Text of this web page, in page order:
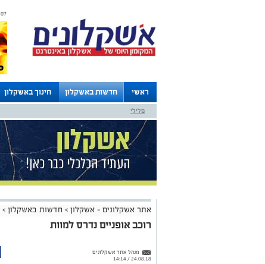
07 אוגוסט 2026 / 06:00
ראשי חדשות באשקלון חינוך באשקלון
לוחות
פלילי
אתר אשקלונים - אשקלון > חדשות באשקלון >
רוכב אופניים נדרס למוות
מנהל אתר אשקלונים
24.08.18 / 14:14